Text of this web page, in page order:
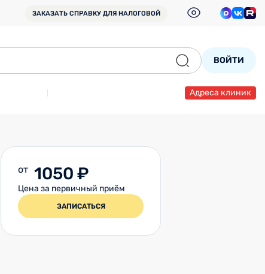
ЗАКАЗАТЬ СПРАВКУ ДЛЯ НАЛОГОВОЙ
ВОЙТИ
Адреса клиник
от 1050 ₽
Цена за первичный приём
ЗАПИСАТЬСЯ